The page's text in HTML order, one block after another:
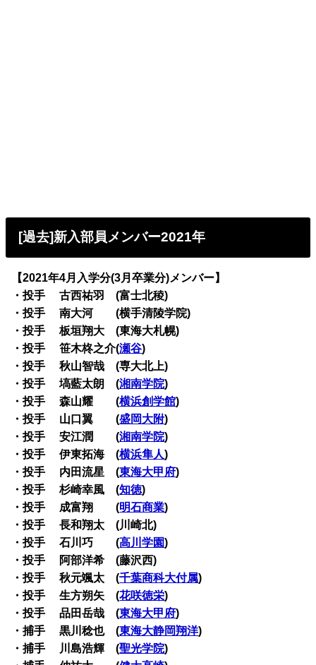
[過去]新入部員メンバー2021年
【2021年4月入学分(3月卒業分)メンバー】
・投手 古西祐羽 (富士北稜)
・投手 南大河 (横手清陵学院)
・投手 板垣翔大 (東海大札幌)
・投手 笹木柊之介(瀬谷)
・投手 秋山智哉 (専大北上)
・投手 塙藍太朗 (湘南学院)
・投手 森山耀 (横浜創学館)
・投手 山口翼 (盛岡大附)
・投手 安江潤 (湘南学院)
・投手 伊東拓海 (横浜隼人)
・投手 内田流星 (東海大甲府)
・投手 杉崎幸風 (知徳)
・投手 成富翔 (明石商業)
・投手 長和翔太 (川崎北)
・投手 石川巧 (高川学園)
・投手 阿部洋希 (藤沢西)
・投手 秋元颯太 (千葉商科大付属)
・投手 生方朔矢 (花咲徳栄)
・投手 品田岳哉 (東海大甲府)
・捕手 黒川稔也 (東海大静岡翔洋)
・捕手 川島浩輝 (聖光学院)